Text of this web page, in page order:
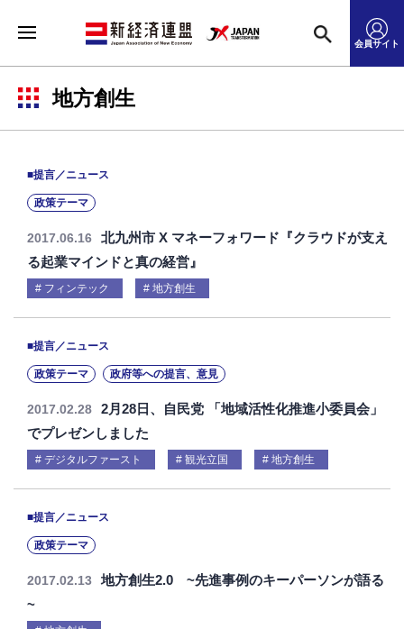
会員サイト
地方創生
■提言／ニュース
政策テーマ
2017.06.16
北九州市 X マネーフォワード『クラウドが支え
る起業マインドと真の経営』
フィンテック 地方創生
■提言／ニュース
政策テーマ 政府等への提言、意見
2017.02.28
2月28日、自民党 「地域活性化推進小委員会」
でプレゼンしました
デジタルファースト 観光立国 地方創生
■提言／ニュース
政策テーマ
2017.02.13
地方創生2.0 ~先進事例のキーパーソンが語る
~